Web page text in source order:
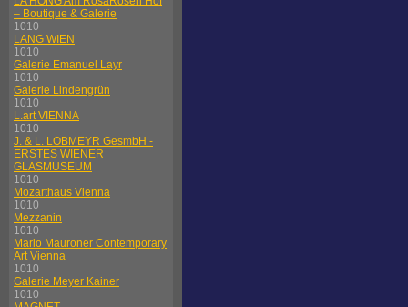
– Boutique & Galerie
1010
LANG WIEN
1010
Galerie Emanuel Layr
1010
Galerie Lindengrün
1010
L.art VIENNA
1010
J. & L. LOBMEYR GesmbH -
ERSTES WIENER
GLASMUSEUM
1010
Mozarthaus Vienna
1010
Mezzanin
1010
Mario Mauroner Contemporary
Art Vienna
1010
Galerie Meyer Kainer
1010